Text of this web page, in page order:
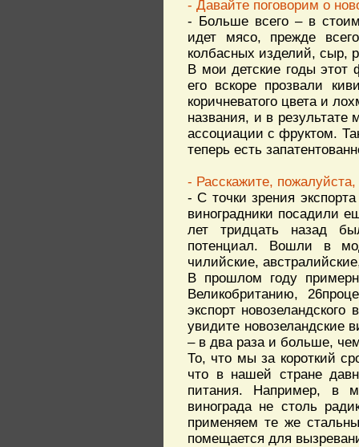
- Давайте поговорим о
- Больше всего – в
идет мясо, прежде
колбасных изделий, сыр,
В мои детские годы этот
его вскоре прозвали
коричневатого цвета и
названия, и в результате
ассоциации с фруктом.
теперь есть
- Расскажите,
- C точки зрения
виноградники посадили
лет тридцать назад
потенциал. Вошли в
чилийские,
В прошлом году
Великобританию,
экспорт
увидите новозеландские
– в два раза и больше,
То, что мы за короткий
что в нашей стране
питания. Например, в
винограда не столь
применяем те же
помещается для